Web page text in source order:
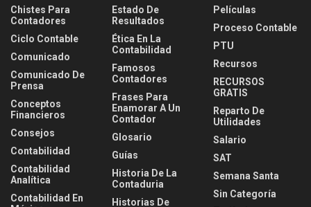
Chistes Para
Contadores
Ciclo Contable
Comunicado
Comunicado De
Prensa
Conceptos
Financieros
Consejos
Contabilidad
Contabilidad
Analítica
Contabilidad En
Estado De
Resultados
Ética En La
Contabilidad
Famosos
Contadores
Frases Para
Enamorar A Un
Contador
Glosario
Guías
Historia De La
Contaduria
Historias De
Películas
Proceso Contable
PTU
Recursos
RECURSOS
GRATIS
Reparto De
Utilidades
Salario
SAT
Semana Santa
Sin Categoría